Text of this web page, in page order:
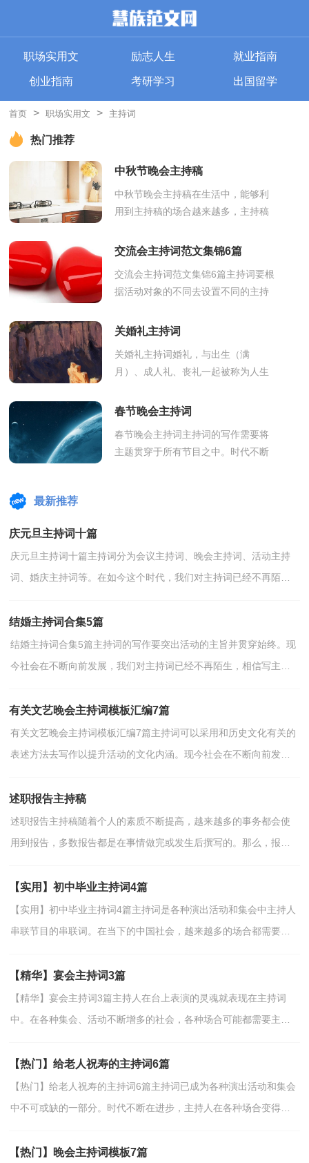
职场实用文 励志人生 就业指南
创业指南 考研学习 出国留学
首页 > 职场实用文 > 主持词
热门推荐
中秋节晚会主持稿
中秋节晚会主持稿在生活中，能够利
用到主持稿的场合越来越多，主持稿
的稿件。写主持稿的注意事项有许
交流会主持词范文集锦6篇
交流会主持词范文集锦6篇主持词要根
据活动对象的不同去设置不同的主持
合都需要用到主持人，一般我们都会
关婚礼主持词
关婚礼主持词婚礼，与出生（满
月）、成人礼、丧礼一起被称为人生
一系列仪式。不同民族的婚礼代表了
春节晚会主持词
春节晚会主持词主持词的写作需要将
主题贯穿于所有节目之中。时代不断
最新推荐
庆元旦主持词十篇
庆元旦主持词十篇主持词分为会议主持词、晚会主持词、活动主持
词、婚庆主持词等。在如今这个时代，我们对主持词已经不再陌
结婚主持词合集5篇
结婚主持词合集5篇主持词的写作要突出活动的主旨并贯穿始终。现
今社会在不断向前发展，我们对主持词已经不再陌生，相信写主持
有关文艺晚会主持词模板汇编7篇
有关文艺晚会主持词模板汇编7篇主持词可以采用和历史文化有关的
表述方法去写作以提升活动的文化内涵。现今社会在不断向前发
述职报告主持稿
述职报告主持稿随着个人的素质不断提高，越来越多的事务都会使
用到报告，多数报告都是在事情做完或发生后撰写的。那么，报告
【实用】初中毕业主持词4篇
【实用】初中毕业主持词4篇主持词是各种演出活动和集会中主持人
串联节目的串联词。在当下的中国社会，越来越多的场合都需要用
【精华】宴会主持词3篇
【精华】宴会主持词3篇主持人在台上表演的灵魂就表现在主持词
中。在各种集会、活动不断增多的社会，各种场合可能都需要主持
【热门】给老人祝寿的主持词6篇
【热门】给老人祝寿的主持词6篇主持词已成为各种演出活动和集会
中不可或缺的一部分。时代不断在进步，主持人在各种场合变得越
【热门】晚会主持词模板7篇